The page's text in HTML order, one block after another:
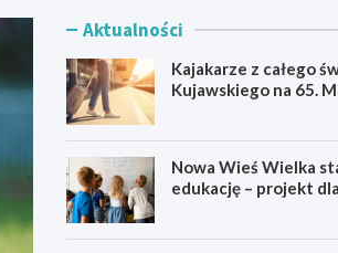
Aktualności
Kajakarze z całego
Kujawskiego na 65.
Nowa Wieś Wielka
edukację – projekt